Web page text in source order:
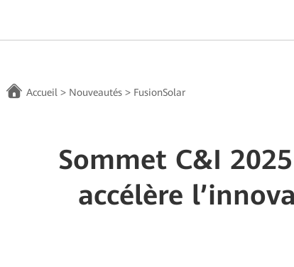
Accueil > Nouveautés > FusionSolar
Sommet C&I
accélère